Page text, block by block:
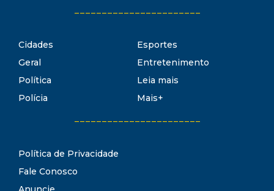
Cidades
Geral
Política
Polícia
Esportes
Entretenimento
Leia mais
Mais+
Política de Privacidade
Fale Conosco